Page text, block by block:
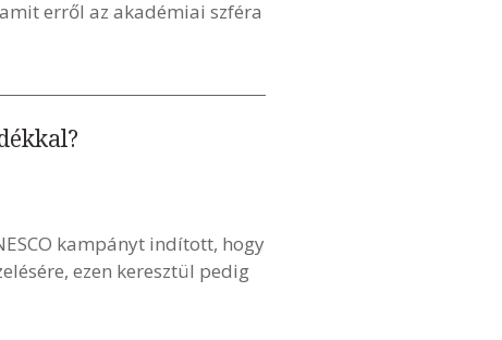
erről az akadémiai szféra
kampányt indított, hogy
ezen keresztül pedig